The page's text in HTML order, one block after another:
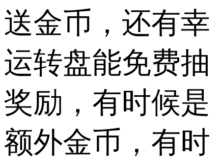
送金币，还有幸
运转盘能免费抽
奖励，有时候是
额外金币，有时